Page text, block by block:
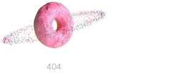
404